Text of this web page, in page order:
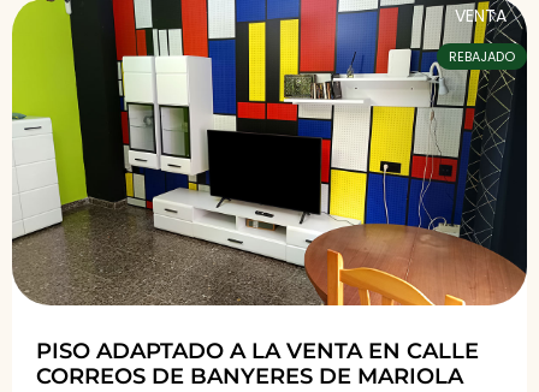
VENTA
REBAJADO
PISO ADAPTADO A LA VENTA EN CALLE
CORREOS DE BANYERES DE MARIOLA